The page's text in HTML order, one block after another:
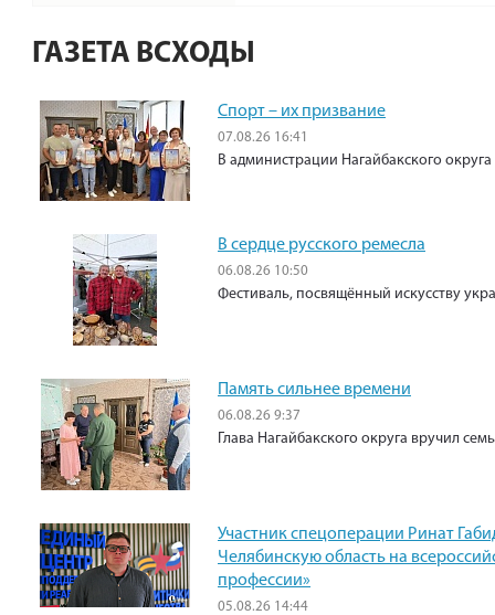
ГАЗЕТА ВСХОДЫ
Спорт – их призвание
07.08.26 16:41
В администрации Нагайбакского
В сердце русского ремесла
06.08.26 10:50
Фестиваль, посвящённый искусству
Память сильнее времени
06.08.26 9:37
Глава Нагайбакского округа вручил
Участник спецоперации Ринат
Челябинскую область на
профессии»
05.08.26 14:44